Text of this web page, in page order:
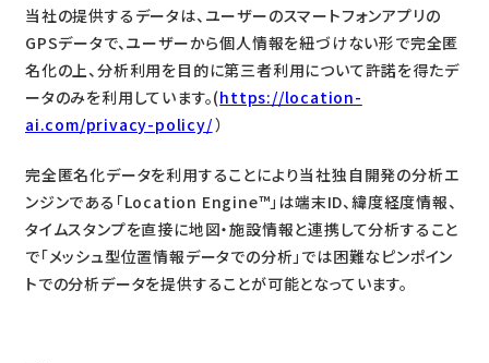
当社の提供するデータは、ユーザーのスマートフォンアプリの
GPSデータで、ユーザーから個人情報を紐づけない形で完全匿
名化の上、分析利用を目的に第三者利用について許諾を得たデ
ータのみを利用しています。(https://location-
ai.com/privacy-policy/）
完全匿名化データを利用することにより当社独自開発の分析エ
ンジンである「Location Engine™」は端末ID、緯度経度情報、
タイムスタンプを直接に地図・施設情報と連携して分析すること
で「メッシュ型位置情報データでの分析」では困難なピンポイン
トでの分析データを提供することが可能となっています。